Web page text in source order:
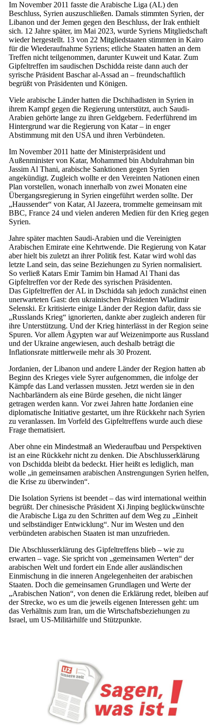
Im November 2011 fasste die Arabische Liga (AL) den
Beschluss, Syrien auszuschließen. Damals stimmten Syrien, der
Libanon und der Jemen gegen den Beschluss, der Irak enthielt
sich. 12 Jahre später, im Mai 2023, wurde Syriens Mitgliedschaft
wieder hergestellt. 13 von 22 Mitgliedstaaten stimmten in Kairo
für die Wiederaufnahme Syriens; etliche Staaten hatten an dem
Treffen nicht teilgenommen, darunter Kuweit und Katar. Zum
Gipfeltreffen im saudischen Dschidda reiste dann auch der
syrische Präsident Baschar al-Assad an – freundschaftlich
begrüßt von Präsidenten und Königen.
Viele arabische Länder hatten die Dschihadisten in Syrien in
ihrem Kampf gegen die Regierung unterstützt, auch Saudi-
Arabien gehörte lange zu ihren Geldgebern. Federführend im
Hintergrund war die Regierung von Katar – in enger
Abstimmung mit den USA und ihren Verbündeten.
Im November 2011 hatte der Ministerpräsident und
Außenminister von Katar, Mohammed bin Abdulrahman bin
Jassim Al Thani, arabische Sanktionen gegen Syrien
angekündigt. Zugleich wollte er den Vereinten Nationen einen
Plan vorstellen, wonach innerhalb von zwei Monaten eine
Übergangsregierung in Syrien eingeführt werden sollte. Der
„Haussender“ von Katar, Al Jazeera, trommelte gemeinsam mit
BBC, France 24 und vielen anderen Medien für den Krieg gegen
Syrien.
Jahre später machten Saudi-Arabien und die Vereinigten
Arabischen Emirate eine Kehrtwende. Die Regierung von Katar
aber hielt bis zuletzt an ihrer Politik fest. Katar wird wohl das
letzte Land sein, das seine Beziehungen zu Syrien normalisiert.
So verließ Katars Emir Tamim bin Hamad Al Thani das
Gipfeltreffen vor der Rede des syrischen Präsidenten.
Das Gipfeltreffen der AL in Dschidda sah jedoch zunächst einen
unerwarteten Gast: den ukrainischen Präsidenten Wladimir
Selenski. Er kritisierte einige Länder der Region dafür, dass sie
„Russlands Krieg“ ignorierten, dankte aber zugleich anderen für
ihre Unterstützung. Und der Krieg hinterlässt in der Region seine
Spuren. Vor allem Ägypten war auf Weizenimporte aus Russland
und der Ukraine angewiesen, auch deshalb beträgt die
Inflationsrate mittlerweile mehr als 30 Prozent.
Jordanien, der Libanon und andere Länder der Region hatten ab
Beginn des Krieges viele Syrer aufgenommen, die infolge der
Kämpfe das Land verlassen mussten. Jetzt werden sie in den
Nachbarländern als eine Bürde gesehen, die nicht länger
getragen werden kann. Vor zwei Jahren hatte Jordanien eine
diplomatische Initiative gestartet, um ihre Rückkehr nach Syrien
zu veranlassen. Im Vorfeld des Gipfeltreffens wurde auch diese
Frage thematisiert.
Aber ohne ein Mindestmaß an Wiederaufbau und Perspektiven
ist an eine Rückkehr nicht zu denken. Die Abschlusserklärung
von Dschidda bleibt da bedeckt. Hier heißt es lediglich, man
wolle „in gemeinsamen arabischen Anstrengungen Syrien helfen,
die Krise zu überwinden“.
Die Isolation Syriens ist beendet – das wird international weithin
begrüßt. Der chinesische Präsident Xi Jinping beglückwünschte
die Arabische Liga zu den Schritten auf dem Weg zu „Einheit
und selbständiger Entwicklung“. Nur im Westen und den
verbündeten arabischen Staaten ist man unzufrieden.
Die Abschlusserklärung des Gipfeltreffens blieb – wie zu
erwarten – vage. Sie spricht von „gemeinsamen Werten“ der
arabischen Welt und fordert ein Ende aller ausländischen
Einmischung in die inneren Angelegenheiten der arabischen
Staaten. Doch die gemeinsamen Grundlagen und Werte der
„Arabischen Nation“, von denen die Erklärung redet, bleiben auf
der Strecke, wo es um die jeweils eigenen Interessen geht: um
das Verhältnis zum Iran, um die Wirtschaftsbeziehungen zu
Israel, um US-Militärhilfe und Stützpunkte.